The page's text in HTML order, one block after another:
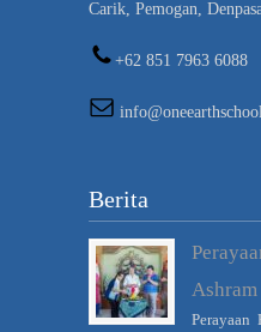
Carik, Pemogan,
+62 851 7963 6088
Berita
Perayaan